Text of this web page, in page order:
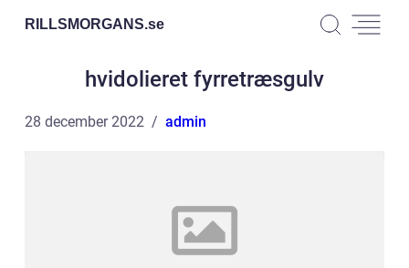
RILLSMORGANS.se
hvidolieret fyrretræsgulv
28 december 2022 admin